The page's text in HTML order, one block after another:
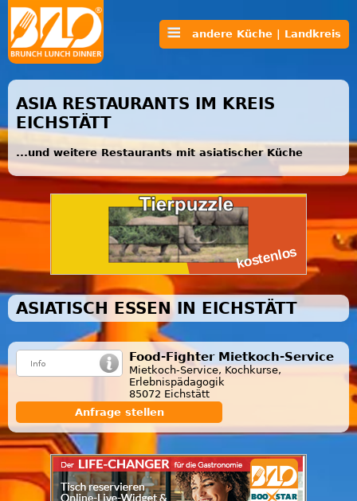
andere Küche | Landkreis
ASIA RESTAURANTS IM KREIS
EICHSTÄTT
...und weitere Restaurants mit asiatischer Küche
ASIATISCH ESSEN IN EICHSTÄTT
Food-Fighter Mietkoch-Service
Mietkoch-Service, Kochkurse,
Erlebnispädagogik
85072 Eichstätt
Anfrage stellen